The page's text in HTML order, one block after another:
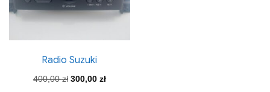
Radio Suzuki
400,00zł Pierwotna
300,00 złAktualna